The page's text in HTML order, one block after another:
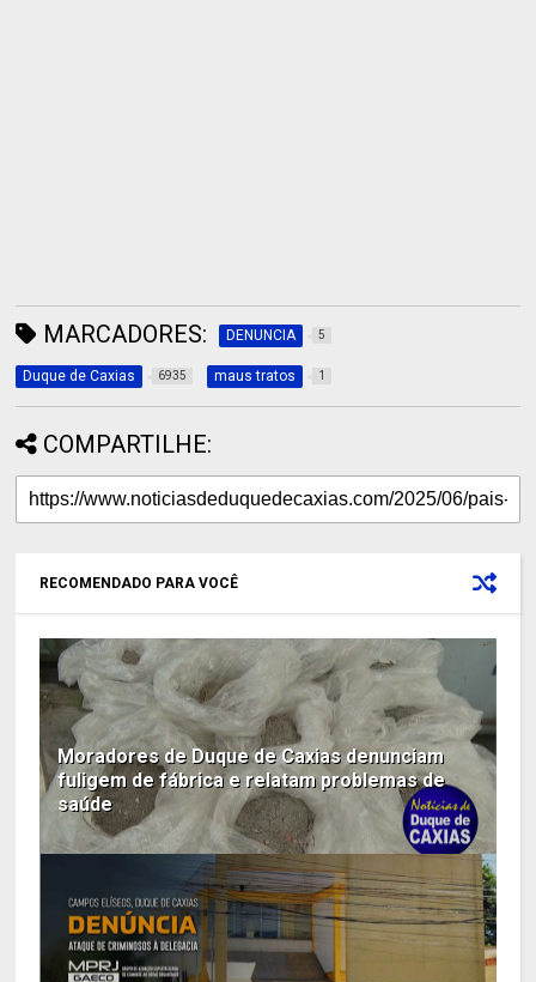
MARCADORES: DENUNCIA 5
Duque de Caxias 6935 maus tratos 1
COMPARTILHE:
RECOMENDADO PARA VOCÊ
Moradores de Duque de Caxias denunciam
fuligem de fábrica e relatam problemas de
saúde